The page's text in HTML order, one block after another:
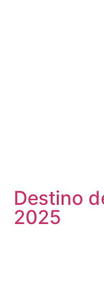
Destino
2025